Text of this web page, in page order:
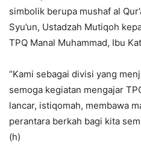
simbolik berupa mushaf al
Syu’un, Ustadzah Mutiqoh
TPQ Manal Muhammad, Ibu
“Kami sebagai divisi yang
semoga kegiatan mengajar
lancar, istiqomah, membawa
perantara berkah bagi kita
(h)